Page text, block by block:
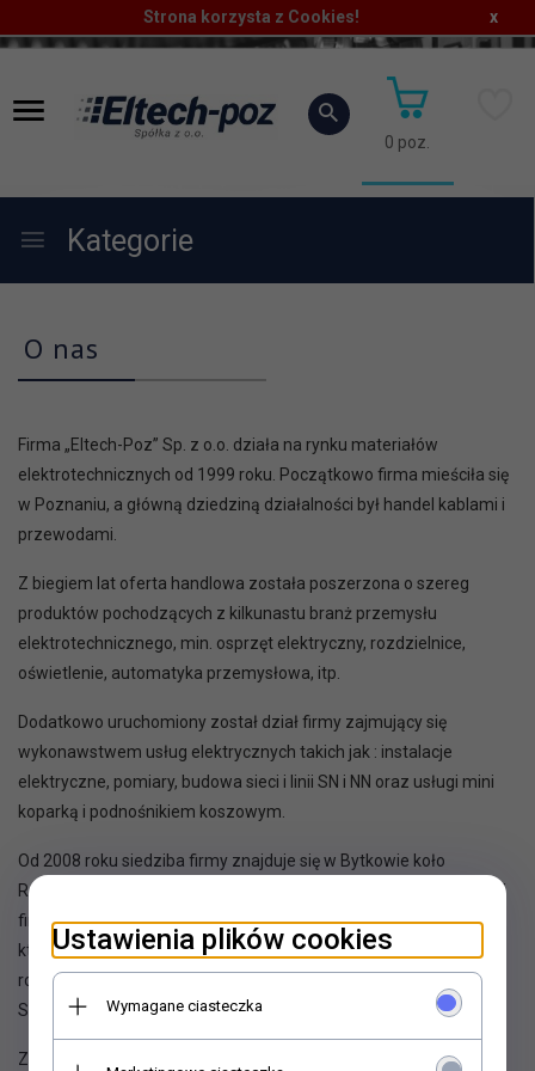
Strona korzysta z Cookies! x
0 poz.
Kategorie
O nas
Firma „Eltech-Poz” Sp. z o.o. działa na rynku materiałów
elektrotechnicznych od 1999 roku. Początkowo firma mieściła się
w Poznaniu, a główną dziedziną działalności był handel kablami i
przewodami.
Z biegiem lat oferta handlowa została poszerzona o szereg
produktów pochodzących z kilkunastu branż przemysłu
elektrotechnicznego, min. osprzęt elektryczny, rozdzielnice,
oświetlenie, automatyka przemysłowa, itp.
Dodatkowo uruchomiony został dział firmy zajmujący się
wykonawstwem usług elektrycznych takich jak : instalacje
elektryczne, pomiary, budowa sieci i linii SN i NN oraz usługi mini
koparką i podnośnikiem koszowym.
Od 2008 roku siedziba firmy znajduje się w Bytkowie koło
Rokietnicy . W tym samym roku w celu poprawy konkurencyjności
firma przystąpiła do grupy zakupowej „El-Sigma” w Katowicach,
której członkiem jest do dnia dzisiejszego. W wyniku dalszego
rozwoju firmy 2010 roku uruchomiony został oddział w
Szamotułach przy ul. Sportowej 87.
Zarówno w Bytkowie jak i w Szamotułach, posiadamy dogodny
Ustawienia plików cookies
Wymagane ciasteczka